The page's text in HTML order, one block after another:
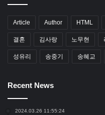
Article Author HTML
결혼 김사랑 노무현
성유리 송중기 송혜교
Recent News
2024.03.26 11:55:24